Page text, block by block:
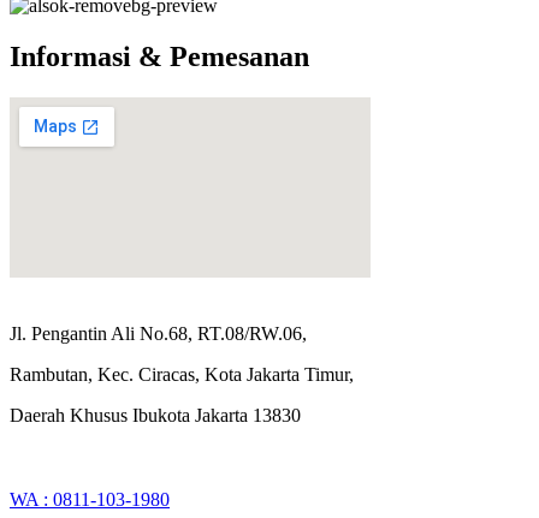
Informasi & Pemesanan
Jl. Pengantin Ali No.68, RT.08/RW.06,
Rambutan, Kec. Ciracas, Kota Jakarta Timur,
Daerah Khusus Ibukota Jakarta 13830
WA : 0811-103-1980